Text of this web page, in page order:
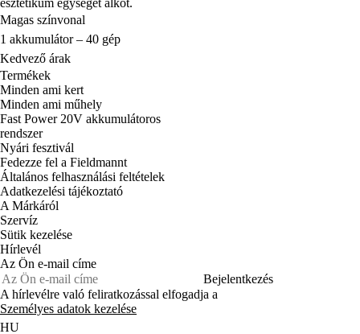
esztétikum egységet alkot.
Magas színvonal
1 akkumulátor – 40 gép
Kedvező árak
Termékek
Minden ami kert
Minden ami műhely
Fast Power 20V akkumulátoros
rendszer
Nyári fesztivál
Fedezze fel a Fieldmannt
Általános felhasználási feltételek
Adatkezelési tájékoztató
A Márkáról
Szervíz
Sütik kezelése
Hírlevél
Az Ön e-mail címe
Bejelentkezés
A hírlevélre való feliratkozással elfogadja a
Személyes adatok kezelése
HU